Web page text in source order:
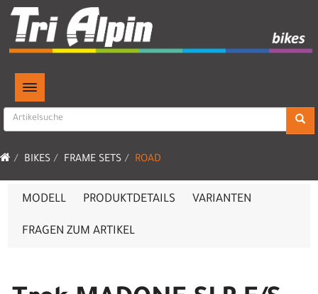
TOGGLE NAVIGATION
BIKES FRAME SETS ROAD
MODELL PRODUKTDETAILS VARIANTEN
FRAGEN ZUM ARTIKEL